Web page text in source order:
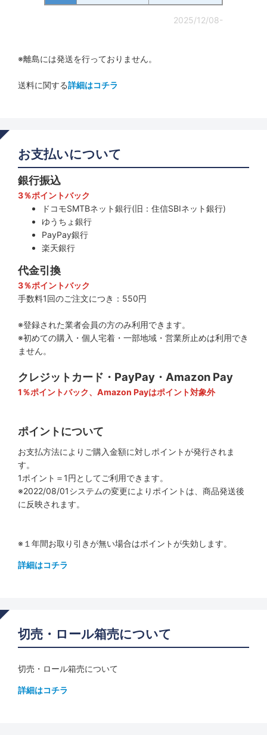
2025/12/08-
※離島には発送を行っておりません。
送料に関する詳細はコチラ
お支払いについて
銀行振込
3％ポイントバック
ドコモSMTBネット銀行(旧：住信SBIネット銀行)
ゆうちょ銀行
PayPay銀行
楽天銀行
代金引換
3％ポイントバック
手数料1回のご注文につき：550円
※登録された業者会員の方のみ利用できます。
※初めての購入・個人宅着・一部地域・営業所止めは利用でき
ません。
クレジットカード・PayPay・Amazon Pay
1％ポイントバック、Amazon Payはポイント対象外
ポイントについて
お支払方法によりご購入金額に対しポイントが発行されま
す。
1ポイント＝1円としてご利用できます。
※2022/08/01システムの変更によりポイントは、商品発送後
に反映されます。
※１年間お取り引きが無い場合はポイントが失効します。
詳細はコチラ
切売・ロール箱売について
切売・ロール箱売について
詳細はコチラ